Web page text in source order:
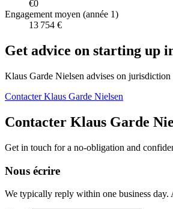
€0
Engagement moyen (année 1)
13 754 €
Get advice on starting up
Klaus Garde Nielsen advises on
Contacter Klaus Garde Nielsen
Contacter Klaus Garde
Get in touch for a no-obligation and
Nous écrire
We typically reply within one business